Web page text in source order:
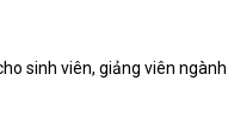
sinh viên, giảng viên ngành